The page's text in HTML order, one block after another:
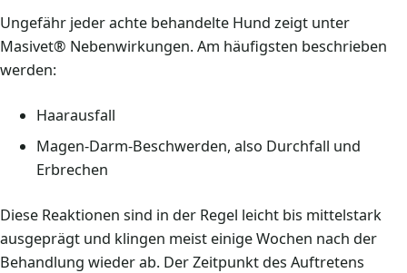
Ungefähr jeder achte behandelte Hund zeigt unter
Masivet® Nebenwirkungen. Am häufigsten beschrieben
werden:
Haarausfall
Magen-Darm-Beschwerden, also Durchfall und
Erbrechen
Diese Reaktionen sind in der Regel leicht bis mittelstark
ausgeprägt und klingen meist einige Wochen nach der
Behandlung wieder ab. Der Zeitpunkt des Auftretens